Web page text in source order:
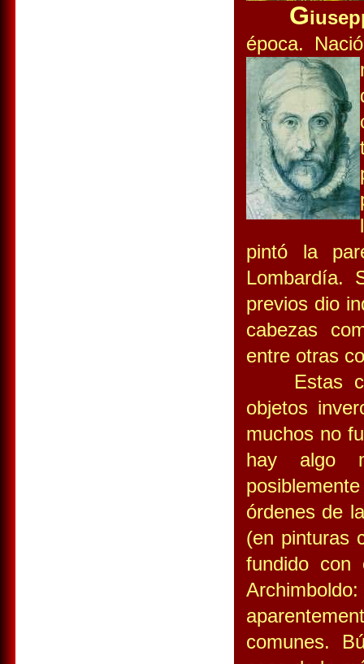
G
época.
pintó la
Lombardía.
previos dio
cabezas
entre otras
Estas
objetos
muchos no
hay algo
órdenes de
(en pinturas
fundido
comunes.